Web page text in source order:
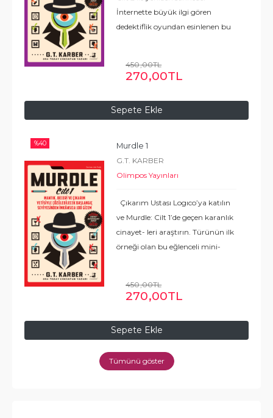
Sepete Ekle
İnternette büyük ilgi gören
dedektiflik oyundan esinlenen bu
cinayetin nasıl, nerede ve neden
450,00TL
270,00TL
%40
Sepete Ekle
Murdle 1
G.T. KARBER
Olimpos Yayınları
Çıkarım Ustası Logıco’ya katılın
ve Murdle: Cilt 1’de geçen karanlık
cinayet- leri araştırın. Türünün ilk
örneği olan bu eğlenceli mini-
neden işlendiğini...
450,00TL
270,00TL
Tümünü göster